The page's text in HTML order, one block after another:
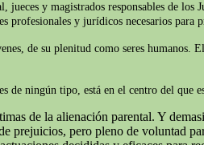
jueces y magistrados responsables de
profesionales y jurídicos necesarios para
de su plenitud como seres humanos.
de ningún tipo, está en el centro del que
de la alienación parental. Y
prejuicios, pero pleno de voluntad